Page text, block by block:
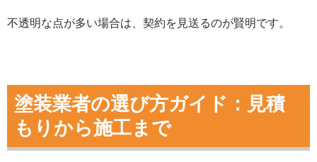
不透明な点が多い場合は、契約を見送るのが賢明です。
塗装業者の選び方ガイド：見積
もりから施工まで